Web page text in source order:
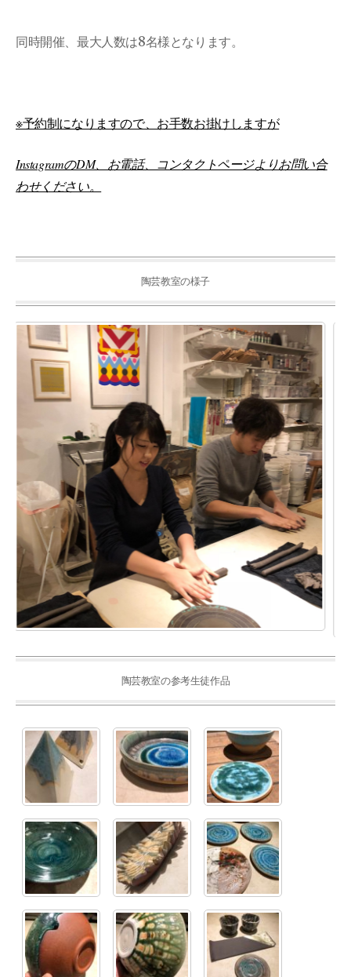
同時開催、最大人数は8名様となります。
※予約制になりますので、お手数お掛けしますが
InstagramのDM、お電話、コンタクトページよりお問い合
わせください。
陶芸教室の様子
陶芸教室の参考生徒作品